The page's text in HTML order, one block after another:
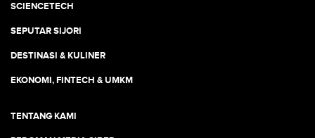
SCIENCETECH
SEPUTAR SIJORI
DESTINASI & KULINER
EKONOMI, FINTECH & UMKM
TENTANG KAMI